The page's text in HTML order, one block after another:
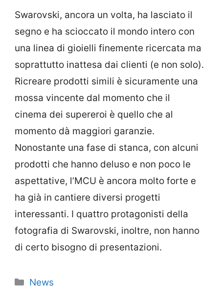
Swarovski, ancora un volta, ha lasciato il
segno e ha scioccato il mondo intero con
una linea di gioielli finemente ricercata ma
soprattutto inattesa dai clienti (e non solo).
Ricreare prodotti simili è sicuramente una
mossa vincente dal momento che il
cinema dei supereroi è quello che al
momento dà maggiori garanzie.
Nonostante una fase di stanca, con alcuni
prodotti che hanno deluso e non poco le
aspettative, l’MCU è ancora molto forte e
ha già in cantiere diversi progetti
interessanti. I quattro protagonisti della
fotografia di Swarovski, inoltre, non hanno
di certo bisogno di presentazioni.
Categorie
News